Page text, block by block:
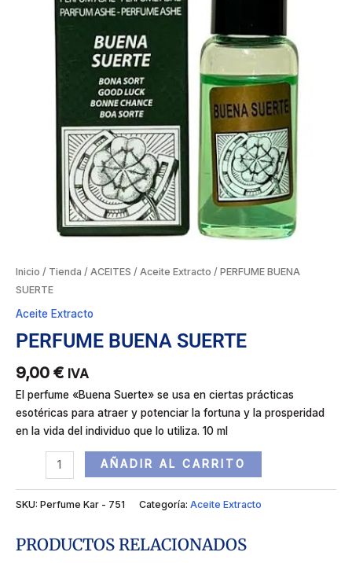
Inicio / Tienda / ACEITES / Aceite Extracto / PERFUME BUENA
SUERTE
Aceite Extracto
PERFUME BUENA SUERTE
9,00 € IVA
El perfume «Buena Suerte» se usa en ciertas prácticas
esotéricas para atraer y potenciar la fortuna y la prosperidad
en la vida del individuo que lo utiliza. 10 ml
AÑADIR AL CARRITO
SKU: Perfume Kar - 751 Categoría: Aceite Extracto
PRODUCTOS RELACIONADOS